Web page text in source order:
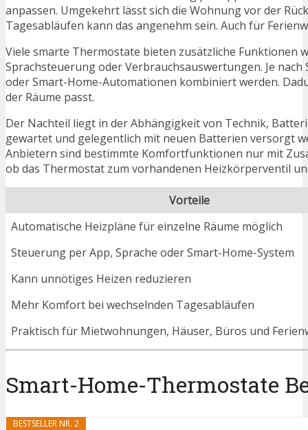
anpassen. Umgekehrt lässt sich die Wohnung vor der
Tagesabläufen kann das angenehm sein. Auch für
Viele smarte Thermostate bieten zusätzliche Funktionen
Sprachsteuerung oder Verbrauchsauswertungen. Je
oder Smart-Home-Automationen kombiniert werden.
der Räume passt.
Der Nachteil liegt in der Abhängigkeit von Technik,
gewartet und gelegentlich mit neuen Batterien versorgt
Anbietern sind bestimmte Komfortfunktionen nur mit
ob das Thermostat zum vorhandenen Heizkörperventil
Vorteile
Automatische Heizpläne für einzelne Räume möglich
Steuerung per App, Sprache oder Smart-Home-System
Kann unnötiges Heizen reduzieren
Mehr Komfort bei wechselnden Tagesabläufen
Praktisch für Mietwohnungen, Häuser, Büros und
Smart-Home-Thermostate
BESTSELLER NR. 2